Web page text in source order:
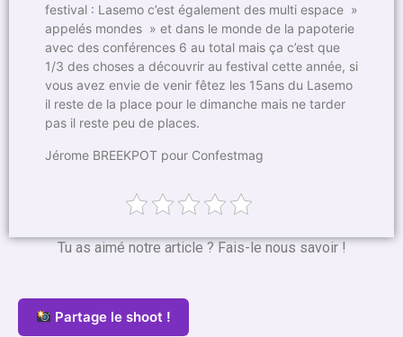
festival : Lasemo c’est également des multi espace »
appelés mondes » et dans le monde de la papoterie
avec des conférences 6 au total mais ça c’est que
1/3 des choses a découvrir au festival cette année, si
vous avez envie de venir fêtez les 15ans du Lasemo
il reste de la place pour le dimanche mais ne tarder
pas il reste peu de places.
Jérome BREEKPOT pour Confestmag
Tu as aimé notre article ? Fais-le nous savoir !
Partage le shoot !